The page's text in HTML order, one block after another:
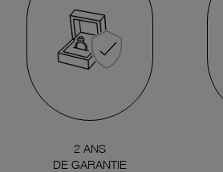
2 ANS
DE GARANTIE